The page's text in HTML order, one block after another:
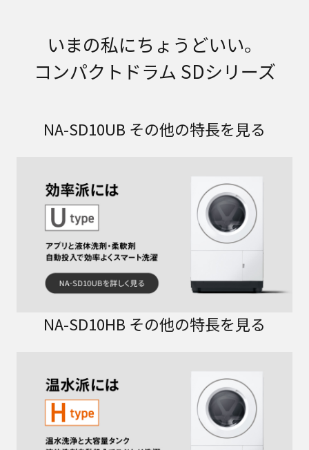
いまの私にちょうどいい。
コンパクトドラム SDシリーズ
NA-SD10UB その他の特長を見る
NA-SD10HB その他の特長を見る